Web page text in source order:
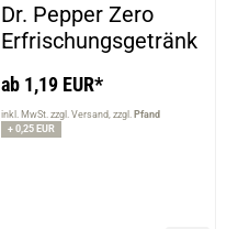
Dr. Pepper Zero
Erfrischungsgetränk
ab 1,19 EUR*
inkl. MwSt. zzgl. Versand zzgl. Pfand
+ 0,25 EUR